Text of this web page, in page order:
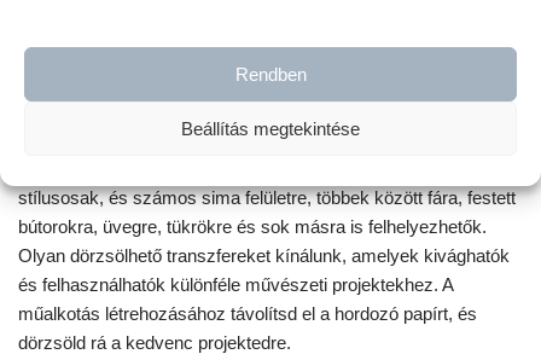
Rendben
Beállítás megtekintése
stílusosak, és számos sima felületre, többek között fára, festett
bútorokra, üvegre, tükrökre és sok másra is felhelyezhetők.
Olyan dörzsölhető transzfereket kínálunk, amelyek kivághatók
és felhasználhatók különféle művészeti projektekhez. A
műalkotás létrehozásához távolítsd el a hordozó papírt, és
dörzsöld rá a kedvenc projektedre.